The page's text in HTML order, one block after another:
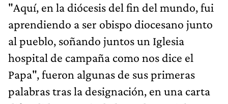
"Aquí, en la diócesis del fin del mundo, fui
aprendiendo a ser obispo diocesano junto
al pueblo, soñando juntos un Iglesia
hospital de campaña como nos dice el
Papa", fueron algunas de sus primeras
palabras tras la designación, en una carta